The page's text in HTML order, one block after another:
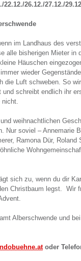
26.12./27.12./
im Landhaus des
alle bisherigen Mieter in
Häuschen
wieder
die Luft schweben. So
schreibt endlich ihr
nicht.
weihnachtlichen
Nur soviel – Annemarie
Ramona Dür, Roland
sich zu, wenn du dir
Christbaum legst. Wir
Alberschwende und
oder